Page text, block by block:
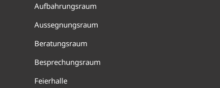
Aufbahrungsraum
Aussegnungsraum
Beratungsraum
Besprechungsraum
Feierhalle